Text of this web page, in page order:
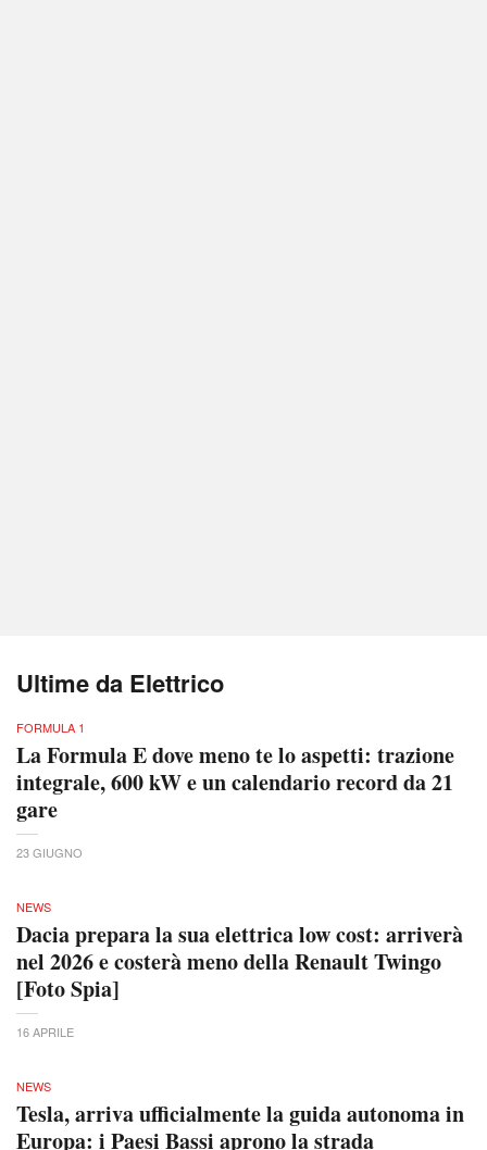
Ultime da Elettrico
FORMULA 1
La Formula E dove meno te lo aspetti: trazione
integrale, 600 kW e un calendario record da 21
gare
23 GIUGNO
NEWS
Dacia prepara la sua elettrica low cost: arriverà
nel 2026 e costerà meno della Renault Twingo
[Foto Spia]
16 APRILE
NEWS
Tesla, arriva ufficialmente la guida autonoma in
Europa: i Paesi Bassi aprono la strada